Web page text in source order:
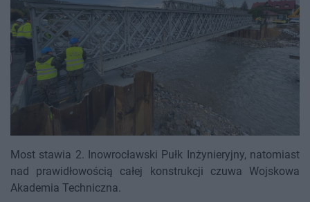
Most stawia 2. Inowrocławski Pułk Inżynieryjny, natomiast
nad prawidłowością całej konstrukcji czuwa Wojskowa
Akademia Techniczna.